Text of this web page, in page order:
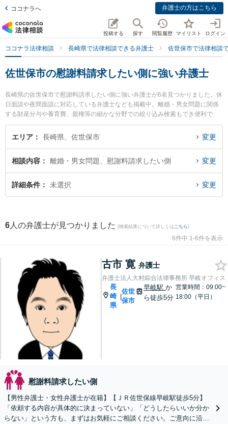
ココナラへ 弁護士の方はこちら
投稿する 探す 閲覧履歴 マイリスト ログイン
ココナラ法律相談 長崎県で法律相談できる弁護士 佐世保市で法律相談
佐世保市の慰謝料請求したい側に強い弁護士
長崎県の佐世保市で慰謝料請求したい側に強い弁護士が6名見つかりました。休
日面談や夜間面談に対応している弁護士なども掲載中。離婚・男女問題に関係
する財産分与や養育費、親権等の細かな分野での絞り込み検索もでき便利で
す。特に弁護士法人大村綜合法律事務所 早岐オフィスの古市 寛弁護士や竹口・
堀法律事務所の竹口 将太弁護士、竹口・堀法律事務所の松田 貴史弁護士のプロ
い』『慰謝料請求したい側のトラブル解決の実績豊富な近くの弁護士を検索し
たい』『初回相談無料で慰謝料請求したい側を法律相談できる佐世保市内の弁
護士に相談予約したい』などでお困りの相談者さんにおすすめです。
エリア 長崎県、佐世保市 変更
相談内容 離婚・男女問題、慰謝料請求したい側 変更
詳細条件 未選択 変更
6 人の弁護士が見つかりました (検索結果について詳しくは こちら)
6件中 1-6件を表示
古市 寛 弁護士
弁護士法人大村綜合法律事務所 早岐オフィス
長
崎
県
|
佐世
保市
早岐駅か
ら徒歩5分
営業時間：09:00~
18:00（平日）
慰謝料請求したい側
【男性弁護士・女性弁護士が在籍】【ＪＲ佐世保線早岐駅徒歩5分】
「依頼する内容が具体的に決まっていない」「どうしたらいいか分か
らない」という方も、まずはお気軽にご相談ください。ご意向に沿っ